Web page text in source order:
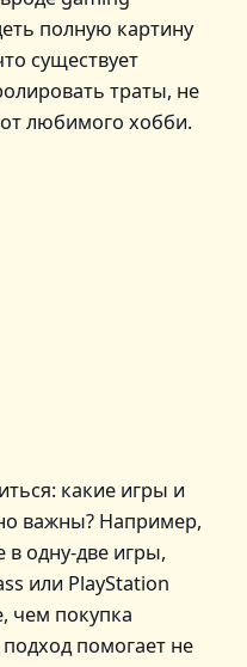
полную картину
существует
траты, не
любимого хобби.
какие игры и
важны? Например,
в одну-две игры,
или PlayStation
чем покупка
помогает не